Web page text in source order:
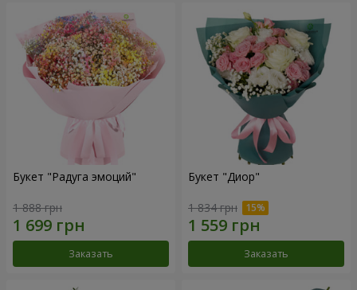
Букет "Радуга эмоций"
1 888 грн
Заказать
Букет "Диор"
1 834 грн
Заказать